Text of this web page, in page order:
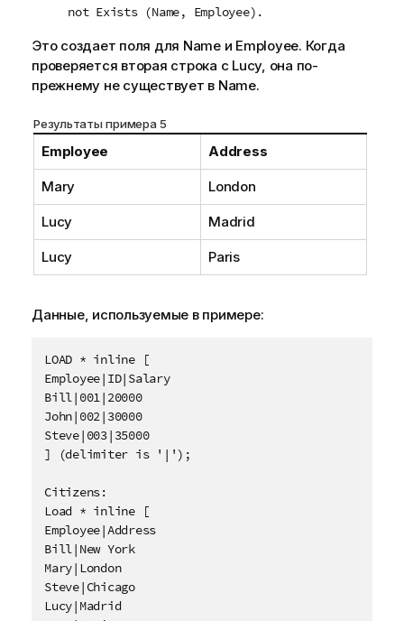
not Exists (Name, Employee).
Это создает поля для Nameи Employee. Когда
проверяется вторая строка с Lucy, она по-
прежнему не существует в Name.
Результаты примера 5
Employee Address
Mary London
Lucy Madrid
Lucy Paris
Данные, используемые в примере:
LOAD * inline [
Employee|ID|Salary
Bill|001|20000
John|002|30000
Steve|003|35000
] (delimiter is '|');
Citizens:
Load * inline [
Employee|Address
Bill|New York
Mary|London
Steve|Chicago
Lucy|Madrid